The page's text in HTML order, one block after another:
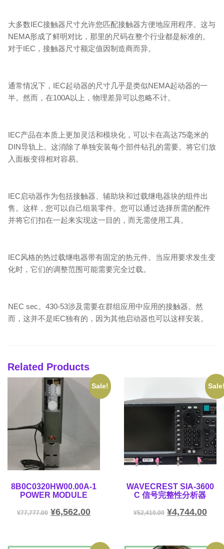
大多数IEC接触器尺寸允许您匹配接触器方便地应用程序。这与
NEMA形成了鲜明对比，那里的尺码在整个行业都是标准的。
对于IEC，接触器尺寸额定值因制造商而异。
通常情况下，IEC起动器的尺寸几乎是类似NEMA起动器的一
半。然而，在100A以上，物理差异可以忽略不计。
IEC产品在本质上更加灵活和模块化，可以卡在高达75毫米的
DIN导轨上。这消除了单独安装每个部件钻孔的需要。将它们放
入面板变得相对容易。
IEC启动器作为包括接触器、辅助块和过载继电器块的组件出
售。这样，您可以自己组装零件。您可以通过选择所需的配件
并将它们扣在一起来实现这一目的，而无需使用工具。
IEC风格的热过载继电器带有固定的热元件。当应用要求发生变
化时，它们的调整范围可能需要完全过载。
NEC sec。430-53涉及需要在群组应用中应用的接触器。然
而，这并不是IEC独有的，因为其他启动器也可以这样安装。
Related Products
Sale!
8B0C0320HW00.00A-1
POWER MODULE
¥77,777.00 ¥6,562.00
WAVECREST SIA-3600
C 信号完整性分析器
¥52,410.00 ¥4,744.00